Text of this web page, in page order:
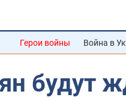
Герои войны Война в
будут